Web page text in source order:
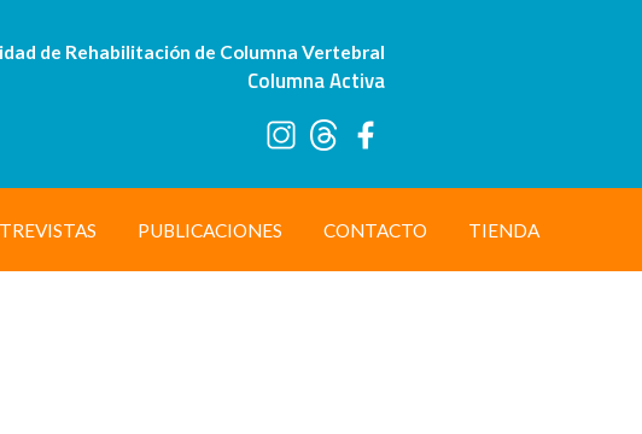
de Rehabilitación de Columna Vertebral
Columna Activa
PUBLICACIONES CONTACTO TIENDA